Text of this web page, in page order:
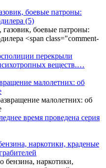
боевые патроны:
(5)
перекрыли
веществ.…
малолетних: об
время проведена серия
наркотики, краденые